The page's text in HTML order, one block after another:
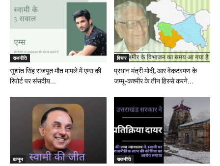
राजनीति
सुशांत सिंह राजपूत मौत मामले में एम्स की
रिपोर्ट पर संसदीय...
विचार
प्रधान मंत्री मोदी, आर वेंकटरमण के
जम्मू-कश्मीर के तीन हिस्से करने...
कानून राजनीति